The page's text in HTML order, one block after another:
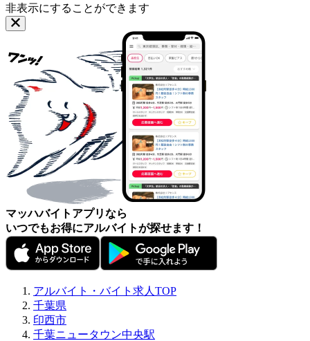
非表示にすることができます
マッハバイトアプリなら
いつでもお得にアルバイトが探せます！
アルバイト・バイト求人TOP
千葉県
印西市
千葉ニュータウン中央駅